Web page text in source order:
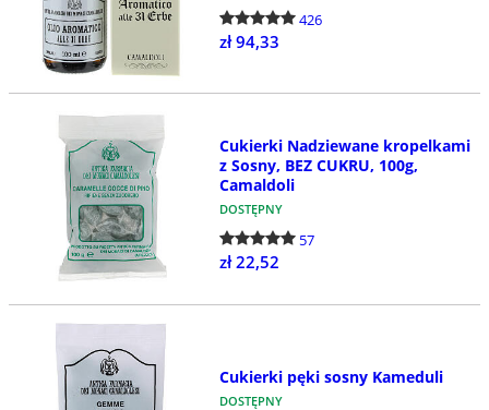
426
zł 94,33
Cukierki Nadziewane kropelkami
z Sosny, BEZ CUKRU, 100g,
Camaldoli
DOSTĘPNY
57
zł 22,52
Cukierki pęki sosny Kameduli
DOSTĘPNY